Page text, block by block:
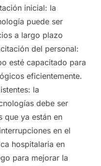
inicial: la
puede ser
a largo plazo
del personal:
esté capacitado para
eficientemente.
la
debe ser
que ya están en
en el
hospitalaria en
para mejorar la